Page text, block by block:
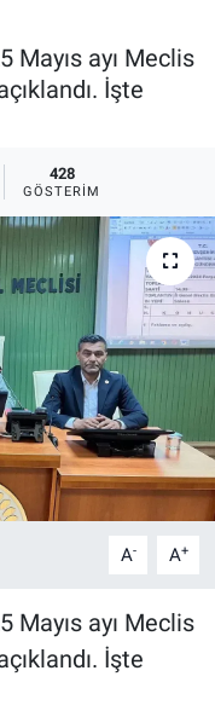
Mayıs ayı Meclis
İşte
428
GÖSTERIM
A- A+
Mayıs ayı Meclis
İşte